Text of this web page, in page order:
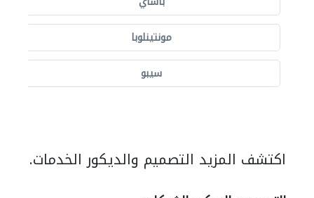
مونتينلوبا
سيبو
اكتشف المزيد التصميم والديكور الخدمات.